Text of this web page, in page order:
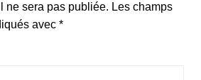
ne sera pas publiée. Les champs
avec *